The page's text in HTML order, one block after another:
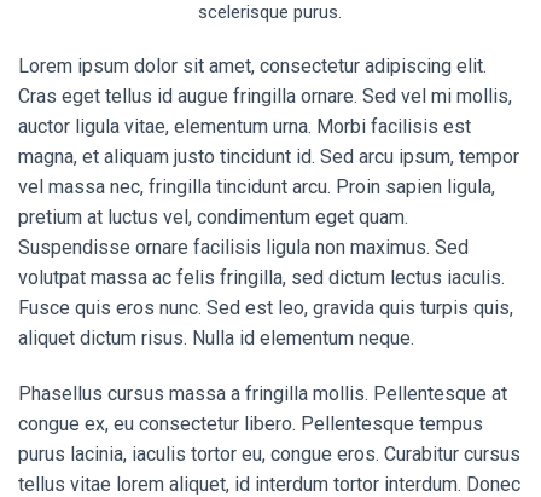
scelerisque purus.
Lorem ipsum dolor sit amet, consectetur adipiscing elit.
Cras eget tellus id augue fringilla ornare. Sed vel mi mollis,
auctor ligula vitae, elementum urna. Morbi facilisis est
magna, et aliquam justo tincidunt id. Sed arcu ipsum, tempor
vel massa nec, fringilla tincidunt arcu. Proin sapien ligula,
pretium at luctus vel, condimentum eget quam.
Suspendisse ornare facilisis ligula non maximus. Sed
volutpat massa ac felis fringilla, sed dictum lectus iaculis.
Fusce quis eros nunc. Sed est leo, gravida quis turpis quis,
aliquet dictum risus. Nulla id elementum neque.
Phasellus cursus massa a fringilla mollis. Pellentesque at
congue ex, eu consectetur libero. Pellentesque tempus
purus lacinia, iaculis tortor eu, congue eros. Curabitur cursus
tellus vitae lorem aliquet, id interdum tortor interdum. Donec